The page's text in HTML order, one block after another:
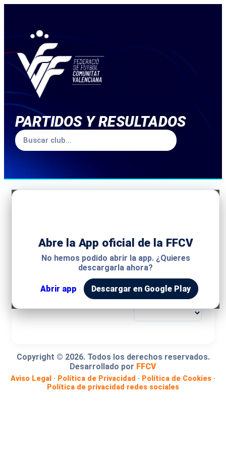
PARTIDOS Y RESULTADOS
Abre la App oficial de la FFCV
No hemos podido abrir la app. ¿Quieres
descargarla ahora?
Abrir app Descargar en Google Play
MODALIDAD
COMPETICIÓN
GRUPO
Copyright © 2026. Todos los derechos reservados.
Desarrollado por FFCV
Aviso Legal · Política de Privacidad · Política de Cookies ·
Política de privacidad redes sociales